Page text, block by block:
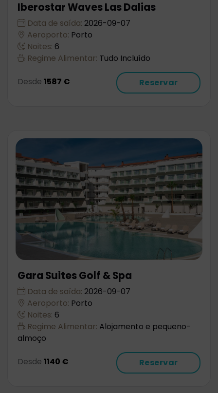
Iberostar Waves Las Dalias
Data de saída: 2026-09-07
Aeroporto: Porto
Noites: 6
Regime Alimentar: Tudo Incluído
Desde 1587 € Reservar
Gara Suites Golf & Spa
Data de saída: 2026-09-07
Aeroporto: Porto
Noites: 6
Regime Alimentar: Alojamento e pequeno-
almoço
Desde 1140 € Reservar